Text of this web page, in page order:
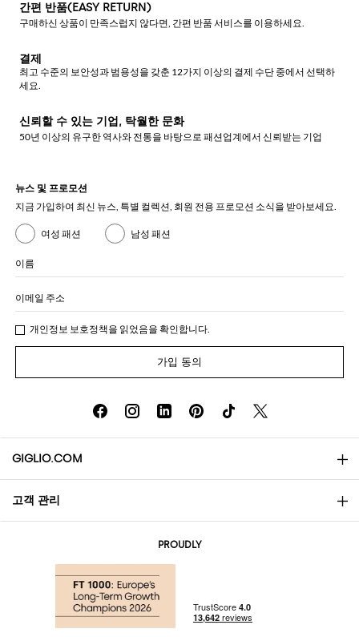
간편 반품(EASY RETURN)
구매하신 상품이 만족스럽지 않다면, 간편 반품 서비스를 이용하세요.
결제
최고 수준의 보안성과 범용성을 갖춘 12가지 이상의 결제 수단 중에서 선택하
세요.
신뢰할 수 있는 기업, 탁월한 문화
50년 이상의 유구한 역사와 전통을 바탕으로 패션업계에서 신뢰받는 기업
뉴스 및 프로모션
지금 가입하여 최신 뉴스, 특별 컬렉션, 회원 전용 프로모션 소식을 받아보세요.
여성 패션 남성 패션
이름
이메일 주소
개인정보 보호정책을 읽었음을 확인합니다.
가입 동의
GIGLIO.COM
소개
Community Store
고객 관리
반품 및 환불
PROUDLY